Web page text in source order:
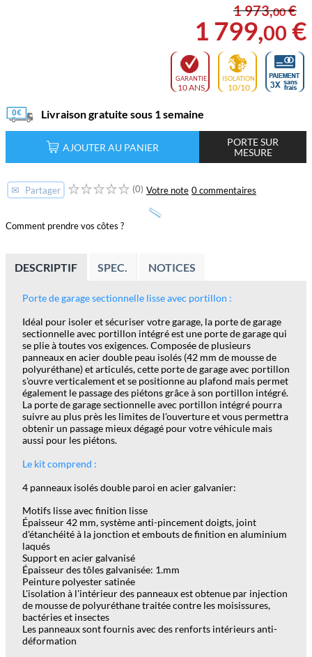
1 973,00 €
1 799,00 €
GARANTIE
10 ANS
ISOLATION
10/10
Livraison gratuite sous 1 semaine
AJOUTER AU PANIER
PORTE SUR
MESURE
✉ Partager (0) Votre note 0 commentaires
Comment prendre vos côtes ?
DESCRIPTIF SPEC. NOTICES
Porte de garage sectionnelle lisse avec portillon :
Idéal pour isoler et sécuriser votre garage, la porte de garage
sectionnelle avec portillon intégré est une porte de garage qui
se plie à toutes vos exigences. Composée de plusieurs
panneaux en acier double peau isolés (42 mm de mousse de
polyuréthane) et articulés, cette porte de garage avec portillon
s'ouvre verticalement et se positionne au plafond mais permet
également le passage des piétons grâce à son portillon intégré.
La porte de garage sectionnelle avec portillon intégré pourra
suivre au plus près les limites de l'ouverture et vous permettra
obtenir un passage mieux dégagé pour votre véhicule mais
aussi pour les piétons.
Le kit comprend :
4 panneaux isolés double paroi en acier galvanier:
Motifs lisse avec finition lisse
Épaisseur 42 mm, système anti-pincement doigts, joint
d'étanchéité à la jonction et embouts de finition en aluminium
laqués
Support en acier galvanisé
Épaisseur des tôles galvanisée: 1.mm
Peinture polyester satinée
L'isolation à l'intérieur des panneaux est obtenue par injection
de mousse de polyuréthane traitée contre les moisissures,
bactéries et insectes
Les panneaux sont fournis avec des renforts intérieurs anti-
déformation